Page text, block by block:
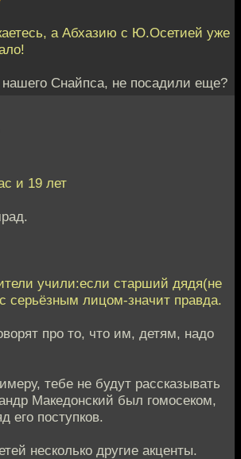
а Абхазию с Ю.Осетией уже
Снайпса, не посадили еще?
и 19 лет
учили:если старший дядя(не
серьёзным лицом-значит правда.
про то, что им, детям, надо
тебе не будут рассказывать
Македонский был гомосеком,
его поступков.
несколько другие акценты.